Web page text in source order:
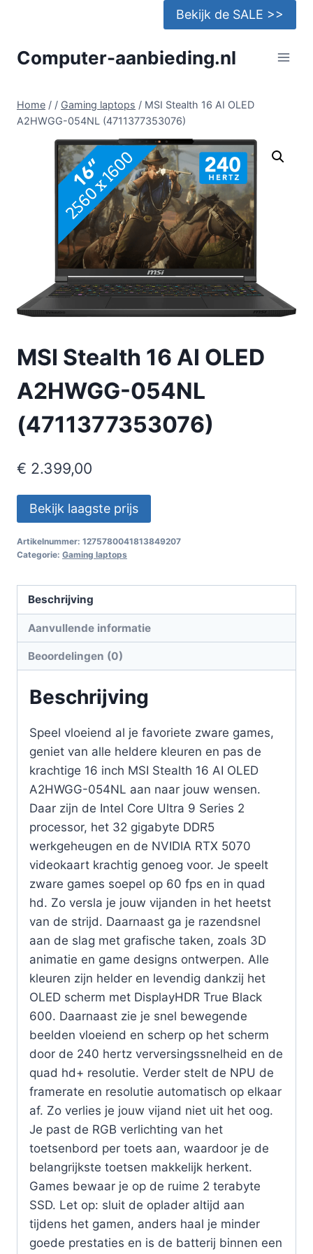
Bekijk de SALE >>
Computer-aanbieding.nl
Home / / Gaming laptops / MSI Stealth 16 AI OLED
A2HWGG-054NL (4711377353076)
MSI Stealth 16 AI OLED
A2HWGG-054NL
(4711377353076)
€ 2.399,00
Bekijk laagste prijs
Artikelnummer: 1275780041813849207
Categorie: Gaming laptops
Beschrijving
Aanvullende informatie
Beoordelingen (0)
Beschrijving
Speel vloeiend al je favoriete zware games,
geniet van alle heldere kleuren en pas de
krachtige 16 inch MSI Stealth 16 AI OLED
A2HWGG-054NL aan naar jouw wensen.
Daar zijn de Intel Core Ultra 9 Series 2
processor, het 32 gigabyte DDR5
werkgeheugen en de NVIDIA RTX 5070
videokaart krachtig genoeg voor. Je speelt
zware games soepel op 60 fps en in quad
hd. Zo versla je jouw vijanden in het heetst
van de strijd. Daarnaast ga je razendsnel
aan de slag met grafische taken, zoals 3D
animatie en game designs ontwerpen. Alle
kleuren zijn helder en levendig dankzij het
OLED scherm met DisplayHDR True Black
600. Daarnaast zie je snel bewegende
beelden vloeiend en scherp op het scherm
door de 240 hertz verversingssnelheid en de
quad hd+ resolutie. Verder stelt de NPU de
framerate en resolutie automatisch op elkaar
af. Zo verlies je jouw vijand niet uit het oog.
Je past de RGB verlichting van het
toetsenbord per toets aan, waardoor je de
belangrijkste toetsen makkelijk herkent.
Games bewaar je op de ruime 2 terabyte
SSD. Let op: sluit de oplader altijd aan
tijdens het gamen, anders haal je minder
goede prestaties en is de batterij binnen een